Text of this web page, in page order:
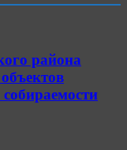
района